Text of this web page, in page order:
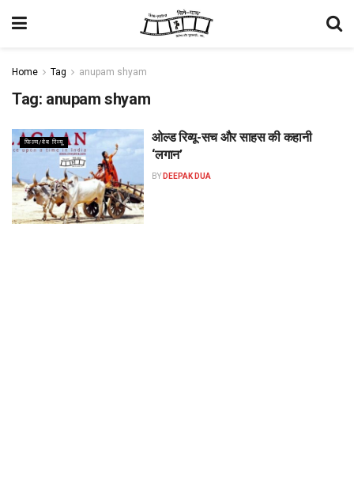
Home Tag anupam shyam
Tag: anupam shyam
फिल्म/वेब रिव्यू
ओल्ड रिव्यू-सच और साहस की कहानी
‘लगान’
BY DEEPAK DUA